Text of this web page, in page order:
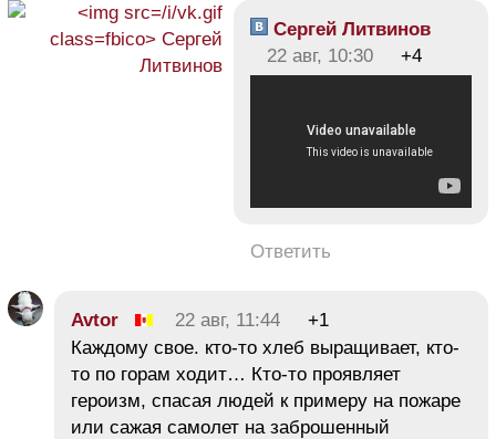
Сергей Литвинов
22 авг, 10:30
+4
Ответить
Avtor 22 авг, 11:44
+1
Каждому свое. кто-то хлеб выращивает, кто-
то по горам ходит… Кто-то проявляет
героизм, спасая людей к примеру на пожаре
или сажая самолет на заброшенный